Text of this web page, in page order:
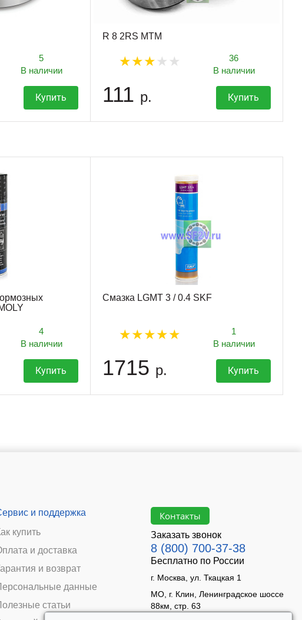
5
В наличии
Купить
R 8 2RS MTM
36
В наличии
111 р. Купить
4
В наличии
Купить
Смазка LGMT 3 / 0.4 SKF
1
В наличии
1715 р. Купить
и поддержка
купить
и доставка
и возврат
данные
статьи
Контакты
Заказать звонок
8 (800) 700-37-38
Бесплатно по России
г. Москва, ул. Ткацкая 1
МО, г. Клин, Ленинградское шоссе
88км, стр. 63